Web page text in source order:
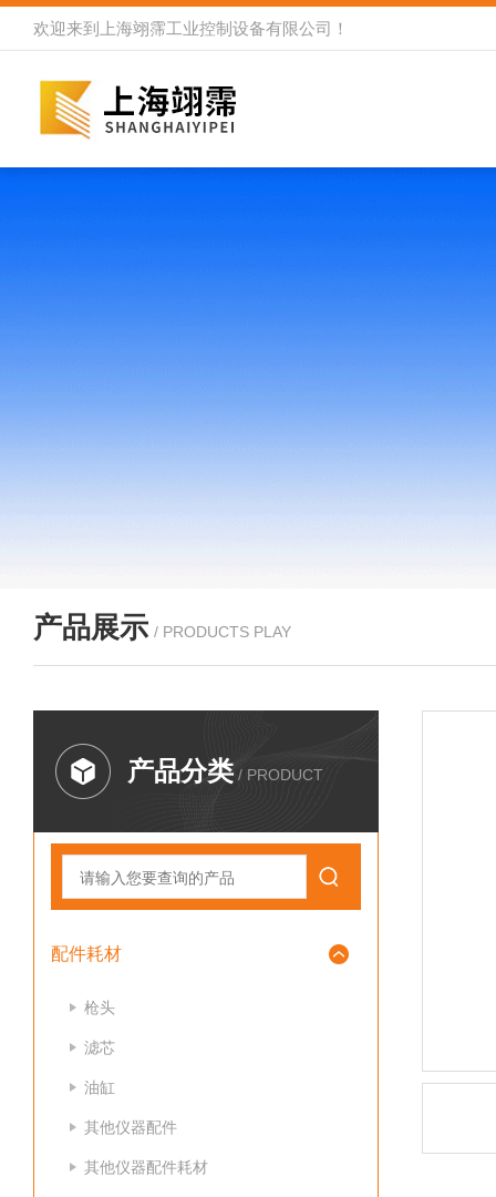
欢迎来到 上海翊霈工业控制设备有限公司 ！
产品展示 / PRODUCTS PLAY
产品分类 / PRODUCT
配件耗材
枪头
滤芯
油缸
其他仪器配件
其他仪器配件耗材